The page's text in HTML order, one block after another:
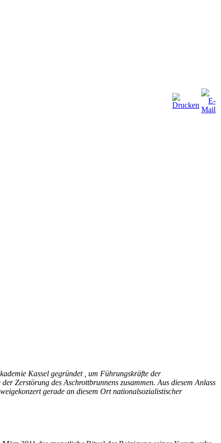
Kassel gegründet , um Führungskräfte der
Zerstörung des Aschrottbrunnens zusammen. Aus diesem Anlass
gerade an diesem Ort nationalsozialistischer